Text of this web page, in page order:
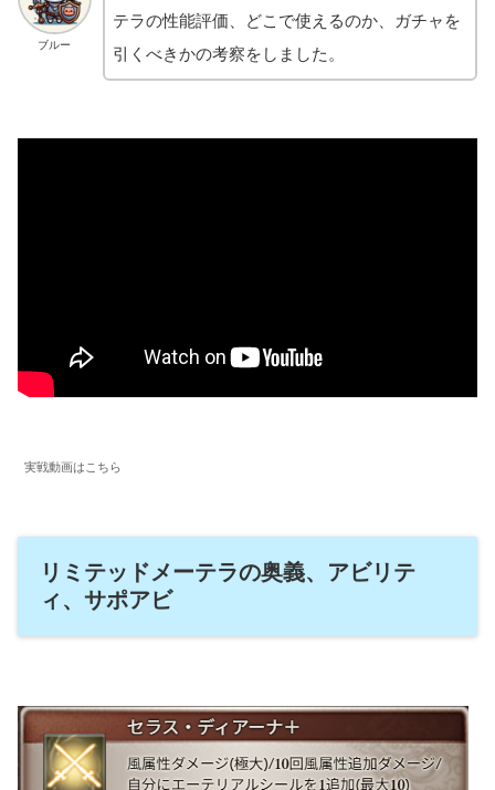
ブルー
テラの性能評価、どこで使えるのか、ガチャを
引くべきかの考察をしました。
実戦動画はこちら
リミテッドメーテラの奥義、アビリテ
ィ、サポアビ